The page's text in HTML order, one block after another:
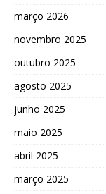
março 2026
novembro 2025
outubro 2025
agosto 2025
junho 2025
maio 2025
abril 2025
março 2025